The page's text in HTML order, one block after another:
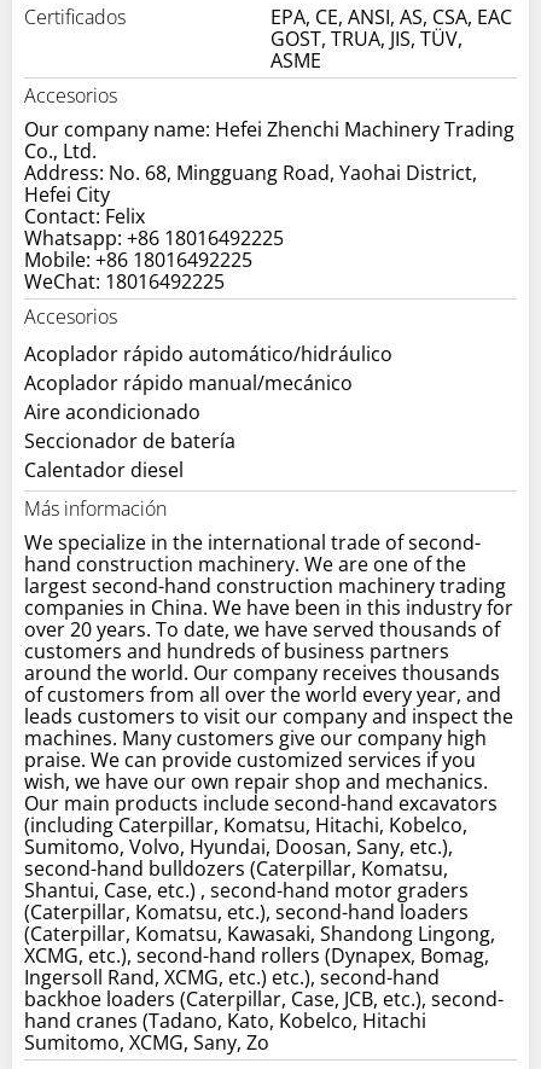
Certificados
EPA, CE, ANSI, AS, CSA, EAC
GOST, TRUA, JIS, TÜV,
ASME
Accesorios
Our company name: Hefei Zhenchi Machinery Trading
Co., Ltd.
Address: No. 68, Mingguang Road, Yaohai District,
Hefei City
Contact: Felix
Whatsapp: +86 18016492225
Mobile: +86 18016492225
WeChat: 18016492225
Accesorios
Acoplador rápido automático/hidráulico
Acoplador rápido manual/mecánico
Aire acondicionado
Seccionador de batería
Calentador diesel
Más información
We specialize in the international trade of second-
hand construction machinery. We are one of the
largest second-hand construction machinery trading
companies in China. We have been in this industry for
over 20 years. To date, we have served thousands of
customers and hundreds of business partners
around the world. Our company receives thousands
of customers from all over the world every year, and
leads customers to visit our company and inspect the
machines. Many customers give our company high
praise. We can provide customized services if you
wish, we have our own repair shop and mechanics.
Our main products include second-hand excavators
(including Caterpillar, Komatsu, Hitachi, Kobelco,
Sumitomo, Volvo, Hyundai, Doosan, Sany, etc.),
second-hand bulldozers (Caterpillar, Komatsu,
Shantui, Case, etc.) , second-hand motor graders
(Caterpillar, Komatsu, etc.), second-hand loaders
(Caterpillar, Komatsu, Kawasaki, Shandong Lingong,
XCMG, etc.), second-hand rollers (Dynapex, Bomag,
Ingersoll Rand, XCMG, etc.) etc.), second-hand
backhoe loaders (Caterpillar, Case, JCB, etc.), second-
hand cranes (Tadano, Kato, Kobelco, Hitachi
Sumitomo, XCMG, Sany, Zo